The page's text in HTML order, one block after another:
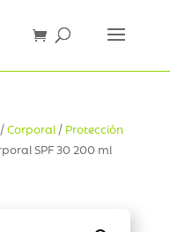
/Corporal/ Protección
SPF 30 200 ml